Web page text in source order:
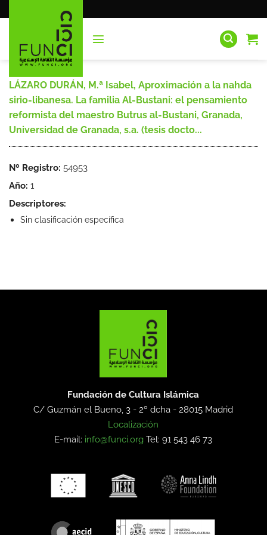
al
LÁZARO DURÁN, M.ª Isabel, Aproximación a la nahda
sirio-libanesa. La familia Al-Bustani: el pensamiento
reformista del maestro Butrus al-Bustani, Granada,
Universidad de Granada, s.a. (tesis docto...
Nº Registro: 54953
Año: 1
Descriptores:
Sin clasificación específica
Fundación de Cultura Islámica
C/ Guzmán el Bueno, 3 - 2º dcha -28015 Madrid
Localización
E-mail: info@funci.org Tel: 91 543 46 73